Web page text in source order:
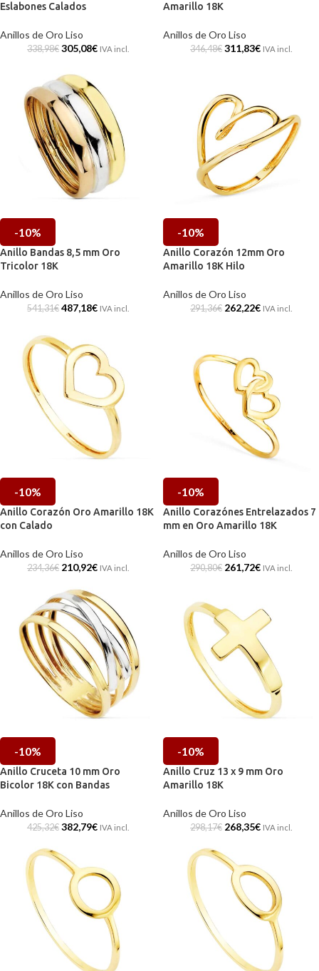
Eslabones Calados
Anillos de Oro Liso
338,98€ 305,08€ IVA incl.
Amarillo 18K
Anillos de Oro Liso
346,48€ 311,83€ IVA incl.
-10%
Anillo Bandas 8,5 mm Oro
Tricolor 18K
Anillos de Oro Liso
541,31€ 487,18€ IVA incl.
-10%
Anillo Corazón 12mm Oro
Amarillo 18K Hilo
Anillos de Oro Liso
291,36€ 262,22€ IVA incl.
-10%
Anillo Corazón Oro Amarillo 18K
con Calado
Anillos de Oro Liso
234,36€ 210,92€ IVA incl.
-10%
Anillo Corazónes Entrelazados 7
mm en Oro Amarillo 18K
Anillos de Oro Liso
290,80€ 261,72€ IVA incl.
-10%
Anillo Cruceta 10 mm Oro
Bicolor 18K con Bandas
Anillos de Oro Liso
425,32€ 382,79€ IVA incl.
-10%
Anillo Cruz 13 x 9 mm Oro
Amarillo 18K
Anillos de Oro Liso
298,17€ 268,35€ IVA incl.